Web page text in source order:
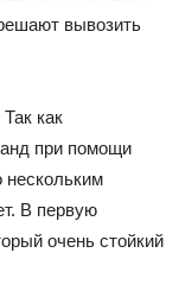
вывозить
как
при помощи
нескольким
В первую
очень стойкий